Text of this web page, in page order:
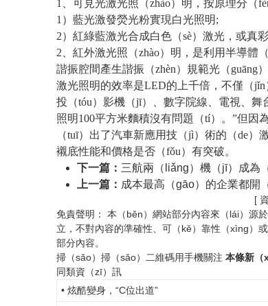
1、可見光激光照（zhào）明，按原理分（
1）藍光激發熒光粉實現白光照明;
2）紅綠藍激光合成白色（sè）激光，或真
2、紅外激光照（zhào）明，是利用半導體
諧振腔間產生諧振（zhèn）規範光（guāng
激光照明的效率是LED的上千倍，不僅（
投（tóu）影機（jī）、數字院線、電視、舞
照明100平方米麵積沒有問題（tí）。”但因
（tuī）出了汽車新應用技（jì）術的（de
襯底性能和價格是否（fǒu）有突破。
下一篇： 三航兩（liǎng）機（jī）成為
上一篇： 成本最高（gāo）的企業都開
[
免責聲明： 本（běn）網站部分內容來（lái）源
立，不對內容的準確性、可（kě）靠性（xìng）
部分內容。
掃（sǎo）掃（sǎo）二維碼用手機關注 本條新（
同類資（zī）訊
• 炫酷變身，“C位出道”